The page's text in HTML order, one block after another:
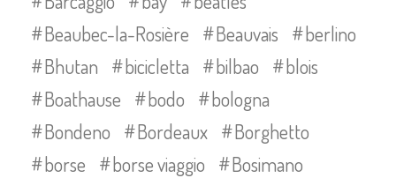
Beaubec-la-Rosière
Beauvais
berlino
Bhutan
bicicletta bilbao
blois
Boathause
bodo
bologna
Bondeno
Bordeaux
Borghetto
borse
borse viaggio
Bosimano